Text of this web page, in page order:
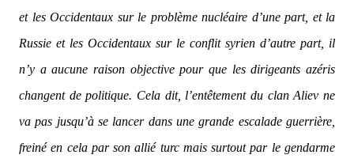
et les Occidentaux sur le problème nucléaire d’une part, et la
Russie et les Occidentaux sur le conflit syrien d’autre part, il
n’y a aucune raison objective pour que les dirigeants azéris
changent de politique. Cela dit, l’entêtement du clan Aliev ne
va pas jusqu’à se lancer dans une grande escalade guerrière,
freiné en cela par son allié turc mais surtout par le gendarme